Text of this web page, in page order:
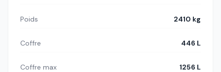
Poids 2410 kg
Coffre 446 L
Coffre max 1256 L